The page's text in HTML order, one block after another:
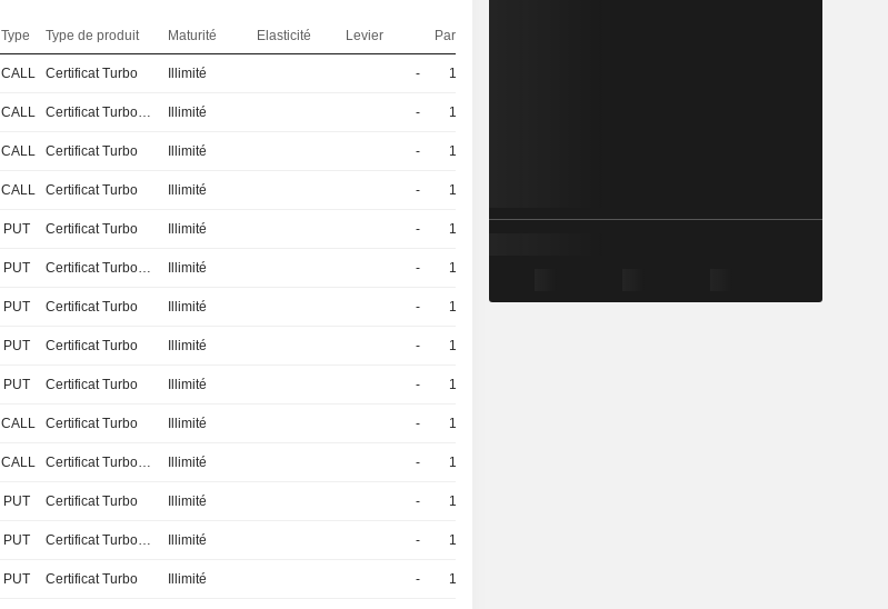
Type Type de produit Maturité Elasticité Levier Parité
CALL Certificat Turbo Illimité - 10
CALL Certificat Turbo Stop Loss Illimité - 10
CALL Certificat Turbo Illimité - 10
CALL Certificat Turbo Illimité - 10
PUT Certificat Turbo Illimité - 10
PUT Certificat Turbo Stop Loss Illimité - 10
PUT Certificat Turbo Illimité - 10 20,84EUR
PUT Certificat Turbo Illimité - 10
PUT Certificat Turbo Illimité - 10
CALL Certificat Turbo Illimité - 10
CALL Certificat Turbo Stop Loss Illimité - 10
PUT Certificat Turbo Illimité - 10
PUT Certificat Turbo Stop Loss Illimité - 10
PUT Certificat Turbo Illimité - 10